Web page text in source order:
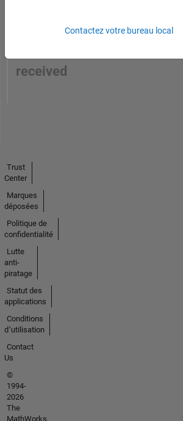
received
Contactez votre bureau local
Trust
Center
Marques
déposées
Politique de
confidentialité
Lutte
anti-
piratage
Statut des
applications
Conditions
d՚utilisation
Contact
Us
©
1994-
2026
The
MathWorks,